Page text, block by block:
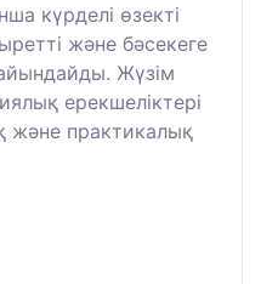
күрделі өзекті
және бәсекеге
Жүзім
ерекшеліктері
және практикалық